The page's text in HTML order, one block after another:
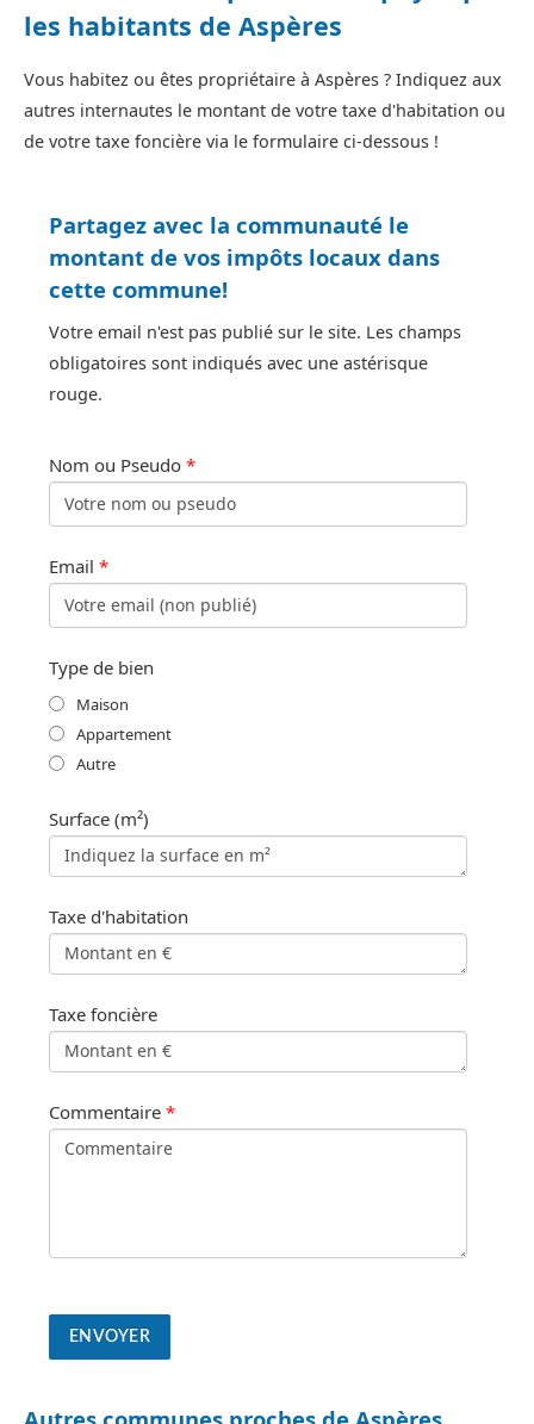
les habitants de Aspères
Vous habitez ou êtes propriétaire à Aspères ? Indiquez aux
autres internautes le montant de votre taxe d'habitation ou
de votre taxe foncière via le formulaire ci-dessous !
Partagez avec la communauté le
montant de vos impôts locaux dans
cette commune!
Votre email n'est pas publié sur le site. Les champs
obligatoires sont indiqués avec une astérisque
rouge.
Nom ou Pseudo *
Email *
Type de bien
Maison
Appartement
Autre
Surface (m²)
Taxe d'habitation
Taxe foncière
Commentaire *